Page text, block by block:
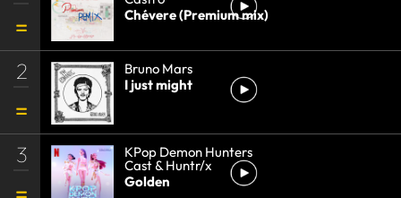
Chévere (Premium mix)
2
Bruno Mars
I just might
3 KPop Demon Hunters
Cast & Huntr/x
Golden